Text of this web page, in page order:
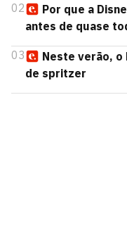
02
Por que a
antes de quase
03
Neste verão, o
de spritzer